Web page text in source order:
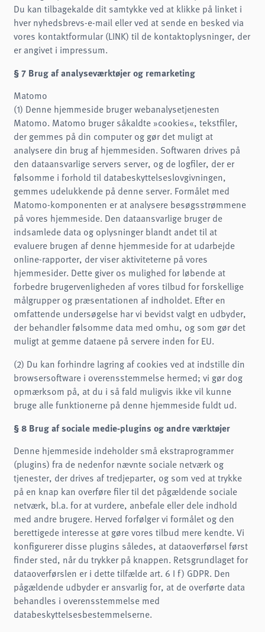
Du kan tilbagekalde dit samtykke ved at klikke på linket i
hver nyhedsbrevs-e-mail eller ved at sende en besked via
vores kontaktformular (LINK) til de kontaktoplysninger, der
er angivet i impressum.
§ 7 Brug af analyseværktøjer og remarketing
Matomo
(1) Denne hjemmeside bruger webanalysetjenesten
Matomo. Matomo bruger såkaldte »cookies«, tekstfiler,
der gemmes på din computer og gør det muligt at
analysere din brug af hjemmesiden. Softwaren drives på
den dataansvarlige servers server, og de logfiler, der er
følsomme i forhold til databeskyttelseslovgivningen,
gemmes udelukkende på denne server. Formålet med
Matomo-komponenten er at analysere besøgsstrømmene
på vores hjemmeside. Den dataansvarlige bruger de
indsamlede data og oplysninger blandt andet til at
evaluere brugen af denne hjemmeside for at udarbejde
online-rapporter, der viser aktiviteterne på vores
hjemmesider. Dette giver os mulighed for løbende at
forbedre brugervenligheden af vores tilbud for forskellige
målgrupper og præsentationen af indholdet. Efter en
omfattende undersøgelse har vi bevidst valgt en udbyder,
der behandler følsomme data med omhu, og som gør det
muligt at gemme dataene på servere inden for EU.
(2) Du kan forhindre lagring af cookies ved at indstille din
browsersoftware i overensstemmelse hermed; vi gør dog
opmærksom på, at du i så fald muligvis ikke vil kunne
bruge alle funktionerne på denne hjemmeside fuldt ud.
§ 8 Brug af sociale medie-plugins og andre værktøjer
Denne hjemmeside indeholder små ekstraprogrammer
(plugins) fra de nedenfor nævnte sociale netværk og
tjenester, der drives af tredjeparter, og som ved at trykke
på en knap kan overføre filer til det pågældende sociale
netværk, bl.a. for at vurdere, anbefale eller dele indhold
med andre brugere. Herved forfølger vi formålet og den
berettigede interesse at gøre vores tilbud mere kendte. Vi
konfigurerer disse plugins således, at dataoverførsel først
finder sted, når du trykker på knappen. Retsgrundlaget for
dataoverførslen er i dette tilfælde art. 6 I f) GDPR. Den
pågældende udbyder er ansvarlig for, at de overførte data
behandles i overensstemmelse med
databeskyttelsesbestemmelserne.